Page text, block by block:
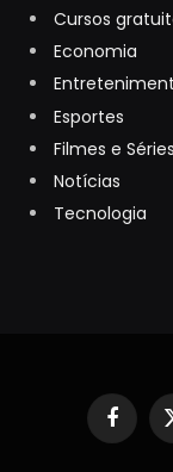
Cursos
Economia
Esportes
Filmes e Séries
Notícias
Tecnologia